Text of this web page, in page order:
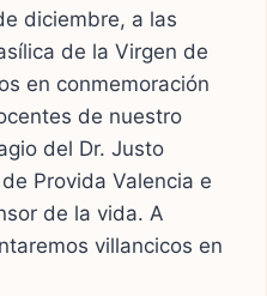
diciembre, a las
de la Virgen de
en conmemoración
de nuestro
del Dr. Justo
Provida Valencia e
de la vida. A
villancicos en